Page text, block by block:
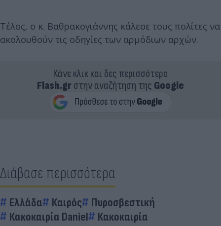
Τέλος, ο κ. Βαθρακογιάννης κάλεσε τους πολίτες να
ακολουθούν τις οδηγίες των αρμόδιων αρχών.
Κάνε κλικ και δες περισσότερο
Flash.grστην αναζήτηση της Google
Διάβασε περισσότερα
Ελλάδα Καιρός
Πυροσβεστική
Κακοκαιρία Daniel
Κακοκαιρία